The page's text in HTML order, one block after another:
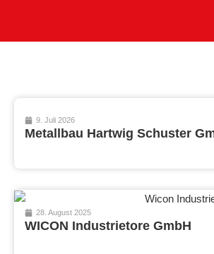
9. Juli 2026
Metallbau Hartwig Schuster
28. August 2025
WICON Industrietore GmbH